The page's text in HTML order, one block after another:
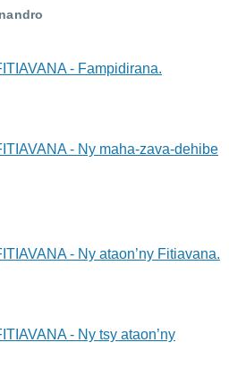
- Fampidirana.
- Ny maha-zava-dehibe
- Ny ataon’ny Fitiavana.
- Ny tsy ataon’ny